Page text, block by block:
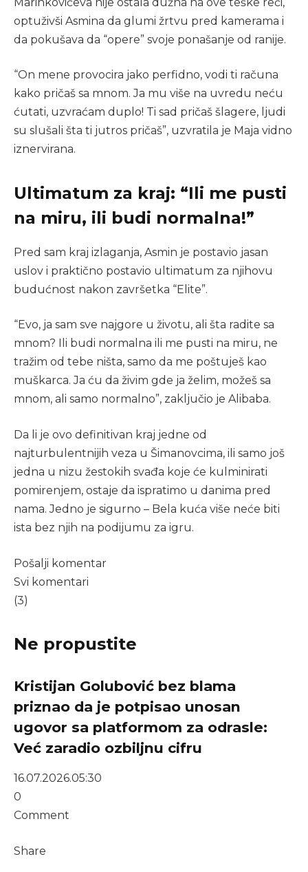
optuživši Asmina da glumi žrtvu pred kamerama i
da pokušava da “opere” svoje ponašanje od ranije.
“On mene provocira jako perfidno, vodi ti računa
kako pričaš sa mnom. Ja mu više na uvredu neću
ćutati, uzvraćam duplo! Ti sad pričaš šlagere, ljudi
su slušali šta ti jutros pričaš”, uzvratila je Maja vidno
iznervirana.
Ultimatum za kraj: “Ili me pusti
na miru, ili budi normalna!”
Pred sam kraj izlaganja, Asmin je postavio jasan
uslov i praktično postavio ultimatum za njihovu
budućnost nakon završetka “Elite”.
“Evo, ja sam sve najgore u životu, ali šta radite sa
mnom? Ili budi normalna ili me pusti na miru, ne
tražim od tebe ništa, samo da me poštuješ kao
muškarca. Ja ću da živim gde ja želim, možeš sa
mnom, ali samo normalno”, zaključio je Alibaba.
Da li je ovo definitivan kraj jedne od
najturbulentnijih veza u Šimanovcima, ili samo još
jedna u nizu žestokih svađa koje će kulminirati
pomirenjem, ostaje da ispratimo u danima pred
nama. Jedno je sigurno – Bela kuća više neće biti
ista bez njih na podijumu za igru.
Pošalji komentar
Svi komentari
(3)
Ne propustite
Kristijan Golubović bez blama
priznao da je potpisao unosan
ugovor sa platformom za odrasle:
Već zaradio ozbiljnu cifru
16.07.2026.05:30
0
Comment
Share